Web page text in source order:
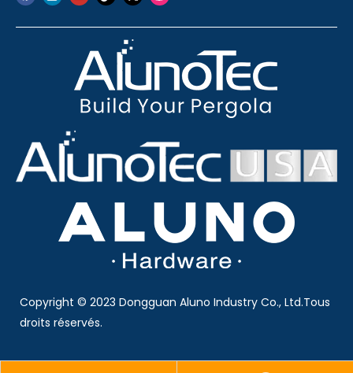
Copyright © 2023 Dongguan Aluno Industry Co., Ltd.Tous
droits réservés.